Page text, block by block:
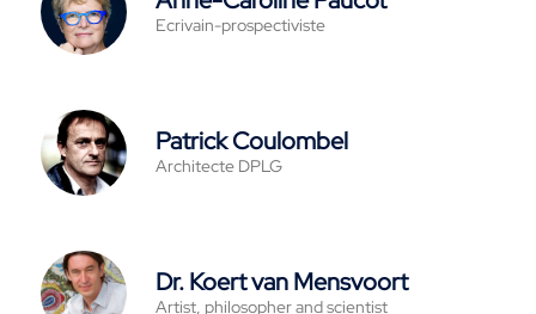
Ecrivain-prospectiviste
Patrick Coulombel
Architecte DPLG
Dr. Koert van Mensvoort
Artist, philosopher and scientist